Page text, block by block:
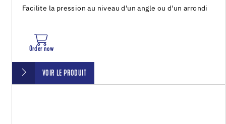
Facilite la pression au niveau d'un angle ou d'un arrondi
Order now
VOIR LE PRODUIT